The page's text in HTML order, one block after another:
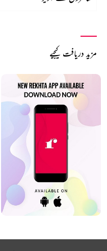
مزید دریافت کیجیے